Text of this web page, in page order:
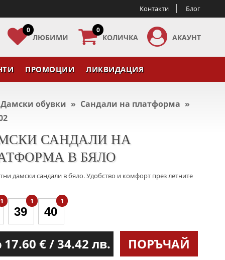
Контакти Блог
ЛЮБИМИ
0 0
КОЛИЧКА АКАУНТ
ПРОМОЦИИ ЛИКВИДАЦИЯ
Дамски обувки » Сандали на платформа »
САНДАЛИ НА
В БЯЛО
дамски сандали в бяло. Удобство и комфорт през летните
1 1 1
17.60 € / 34.42 лв. ПОРЪЧАЙ